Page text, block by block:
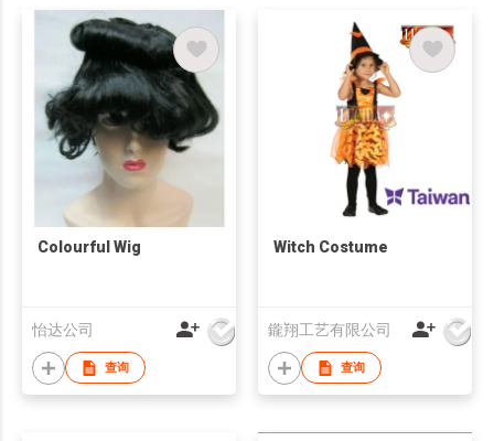
Colourful Wig
怡达公司
查询
Witch Costume
鑨翔工艺有限公司
查询